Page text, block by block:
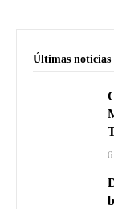
Últimas noticias